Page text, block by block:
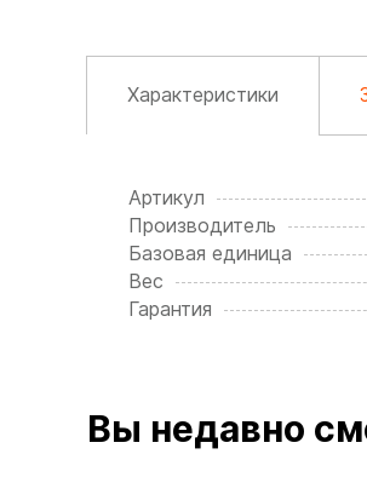
Характеристики
Артикул
Производитель
Базовая единица
Вес
Гарантия
Вы недавно